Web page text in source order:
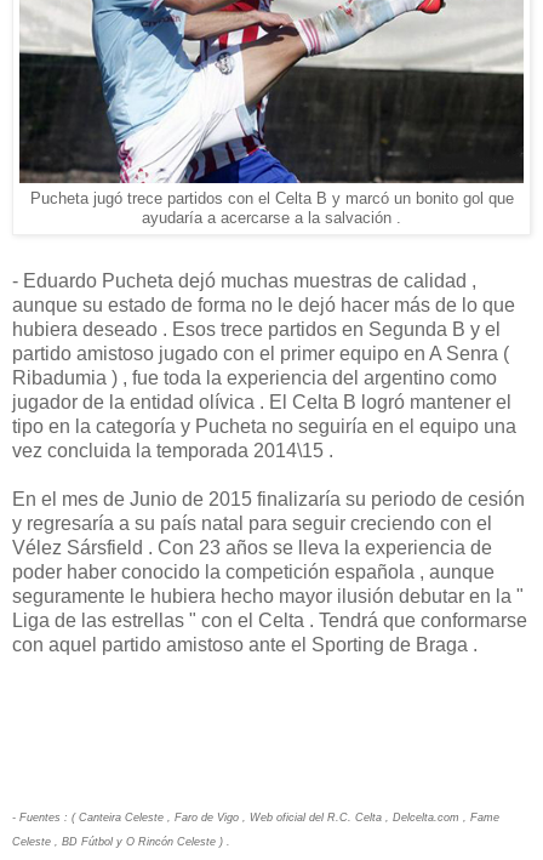
Pucheta jugó trece partidos con el Celta B y marcó un bonito gol que
ayudaría a acercarse a la salvación .
- Eduardo Pucheta dejó muchas muestras de calidad ,
aunque su estado de forma no le dejó hacer más de lo que
hubiera deseado . Esos trece partidos en Segunda B y el
partido amistoso jugado con el primer equipo en A Senra (
Ribadumia ) , fue toda la experiencia del argentino como
jugador de la entidad olívica . El Celta B logró mantener el
tipo en la categoría y Pucheta no seguiría en el equipo una
vez concluida la temporada 2014\15 .
En el mes de Junio de 2015 finalizaría su periodo de cesión
y regresaría a su país natal para seguir creciendo con el
Vélez Sársfield . Con 23 años se lleva la experiencia de
poder haber conocido la competición española , aunque
seguramente le hubiera hecho mayor ilusión debutar en la "
Liga de las estrellas " con el Celta . Tendrá que conformarse
con aquel partido amistoso ante el Sporting de Braga .
- Fuentes : ( Canteira Celeste , Faro de Vigo , Web oficial del R.C. Celta , Delcelta.com , Fame
Celeste , BD Fútbol y O Rincón Celeste ) .